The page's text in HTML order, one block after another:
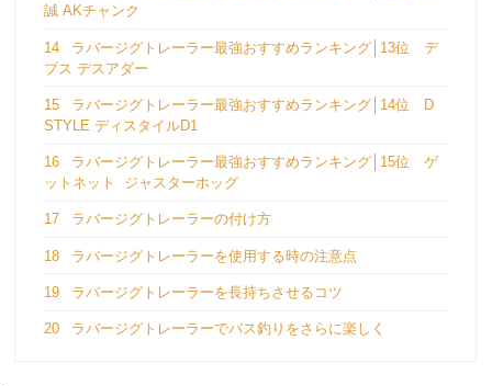
誠 AKチャンク
14
ラバージグトレーラー最強おすすめランキング│13位 デ
プス デスアダー
15
ラバージグトレーラー最強おすすめランキング│14位 D
STYLE ディスタイルD1
16
ラバージグトレーラー最強おすすめランキング│15位 ゲ
ットネット ジャスターホッグ
17 ラバージグトレーラーの付け方
18 ラバージグトレーラーを使用する時の注意点
19 ラバージグトレーラーを長持ちさせるコツ
20 ラバージグトレーラーでバス釣りをさらに楽しく